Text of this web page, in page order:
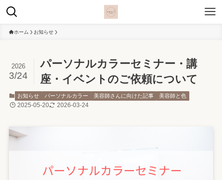
ホーム お知らせ
パーソナルカラーセミナー・講
座・イベントのご依頼について
2026
3/24
お知らせ パーソナルカラー 美容師さんに向けた記事 美容師と色
2025-05-20 2026-03-24